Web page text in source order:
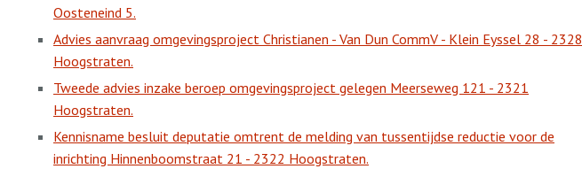
Oosteneind 5.
Advies aanvraag omgevingsproject Christianen - Van Dun CommV - Klein Eyssel 28 - 2328
Hoogstraten.
Tweede advies inzake beroep omgevingsproject gelegen Meerseweg 121 - 2321
Hoogstraten.
Kennisname besluit deputatie omtrent de melding van tussentijdse reductie voor de
inrichting Hinnenboomstraat 21 - 2322 Hoogstraten.